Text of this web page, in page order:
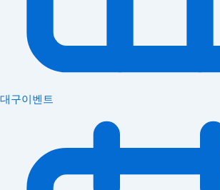
대구이벤트